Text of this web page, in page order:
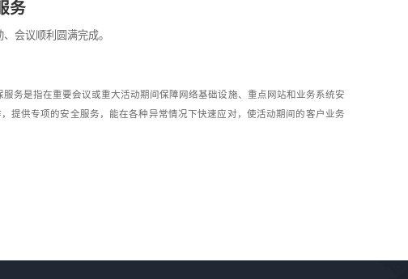
务
会议顺利圆满完成。
务是指在重要会议或重大活动期间保障网络基础设施、重点网站和业务系统安
提供专项的安全服务，能在各种异常情况下快速应对，使活动期间的客户业务